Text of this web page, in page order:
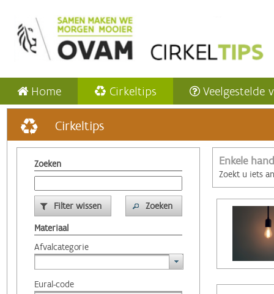
Home Cirkeltips Veelgestelde
Cirkeltips
Zoeken
Filter wissen
Zoeken
Materiaal
Afvalcategorie
Eural-code
Enkele
Zoekt u iets